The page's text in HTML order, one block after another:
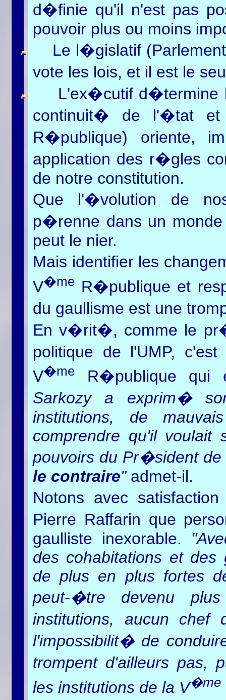
d�finie qu'il n'est pas
pouvoir plus ou moins
Le l�gislatif
vote les lois, et il est le
L'ex�cutif d�termine
continuit� de l'�tat
R�publique) oriente,
application des r�gles
de notre constitution.
Que l'�volution de
p�renne dans un
peut le nier.
Mais identifier les
V�me R�publique et
du gaullisme est une
En v�rit�, comme le
politique de l'UMP,
V�me R�publique
Sarkozy a exprim�
institutions, de
comprendre qu'il voulait
pouvoirs du Pr�sident
le contraire"admet-il.
Notons avec
Pierre Raffarin que
gaulliste inexorable.
des cohabitations et des
de plus en plus fortes
peut-�tre devenu
institutions, aucun
l'impossibilit� de
trompent d'ailleurs pas,
les institutions de la V�me